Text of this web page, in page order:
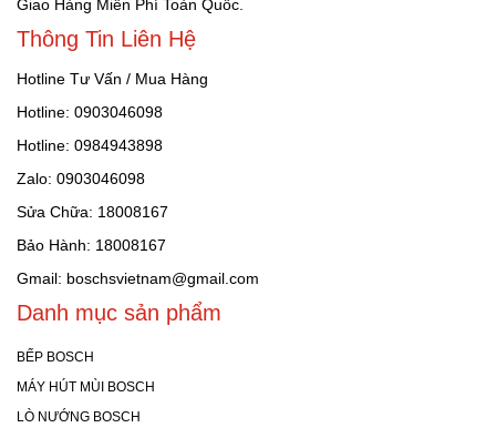
Giao Hàng Miễn Phí Toàn Quốc.
Thông Tin Liên Hệ
Hotline Tư Vấn / Mua Hàng
Hotline: 0903046098
Hotline: 0984943898
Zalo: 0903046098
Sửa Chữa: 18008167
Bảo Hành: 18008167
Gmail: boschsvietnam@gmail.com
Danh mục sản phẩm
BẾP BOSCH
MÁY HÚT MÙI BOSCH
LÒ NƯỚNG BOSCH